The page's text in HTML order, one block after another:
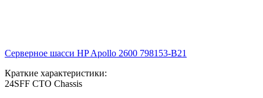
Серверное шасси HP Apollo 2600 798153-B21
Краткие характеристики:
24SFF CTO Chassis